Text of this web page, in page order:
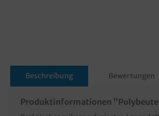
Beschreibung Bewertungen
Produktinformationen